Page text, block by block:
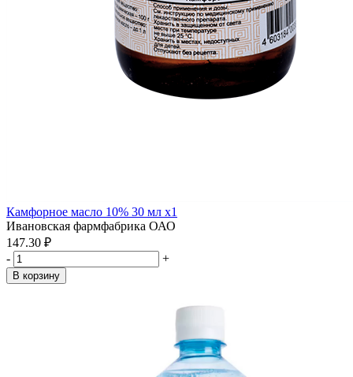
Камфорное масло 10% 30 мл x1
Ивановская фармфабрика ОАО
147.30 ₽
-
+
В корзину